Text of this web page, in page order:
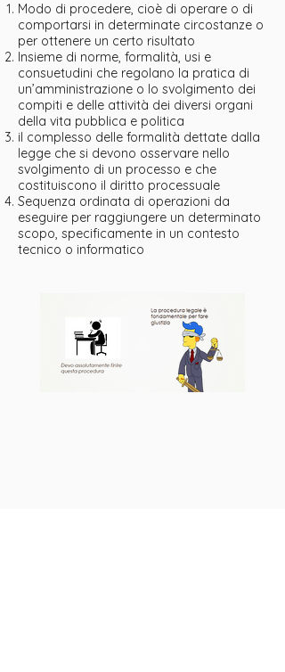
Modo di procedere, cioè di operare o di
comportarsi in determinate circostanze o
per ottenere un certo risultato
Insieme di norme, formalità, usi e
consuetudini che regolano la pratica di
un’amministrazione o lo svolgimento dei
compiti e delle attività dei diversi organi
della vita pubblica e politica
il complesso delle formalità dettate dalla
legge che si devono osservare nello
svolgimento di un processo e che
costituiscono il diritto processuale
Sequenza ordinata di operazioni da
eseguire per raggiungere un determinato
scopo, specificamente in un contesto
tecnico o informatico